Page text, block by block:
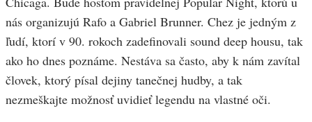
nás organizujú Rafo a Gabriel Brunner. Chez je jedným z
ľudí, ktorí v 90. rokoch zadefinovali sound deep housu, tak
ako ho dnes poznáme. Nestáva sa často, aby k nám zavítal
človek, ktorý písal dejiny tanečnej hudby, a tak
nezmeškajte možnosť uvidieť legendu na vlastné oči.